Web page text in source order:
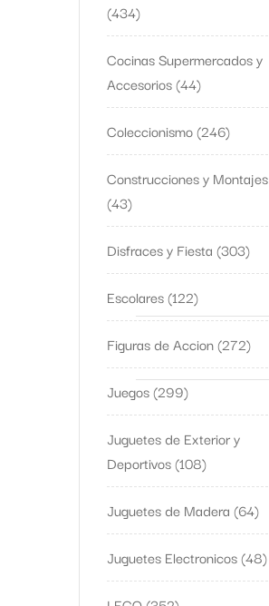
434
Cocinas Supermercados y
Accesorios 44
Coleccionismo 246
Construcciones y Montajes
43
Disfraces y Fiesta 303
Escolares 122
Figuras de Accion 272
Juegos 299
Juguetes de Exterior y
Deportivos 108
Juguetes de Madera 64
Juguetes Electronicos 48